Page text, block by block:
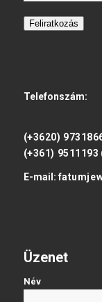
Feliratkozás
Telefonszám:
(+3620)
(+361) 9511193
E-mail:
Üzenet
Név